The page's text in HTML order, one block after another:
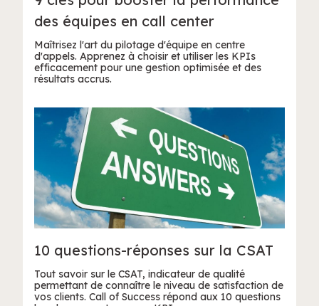
des équipes en call center
Maîtrisez l'art du pilotage d'équipe en centre
d'appels. Apprenez à choisir et utiliser les KPIs
efficacement pour une gestion optimisée et des
résultats accrus.
10 questions-réponses sur la CSAT
Tout savoir sur le CSAT, indicateur de qualité
permettant de connaître le niveau de satisfaction de
vos clients. Call of Success répond aux 10 questions